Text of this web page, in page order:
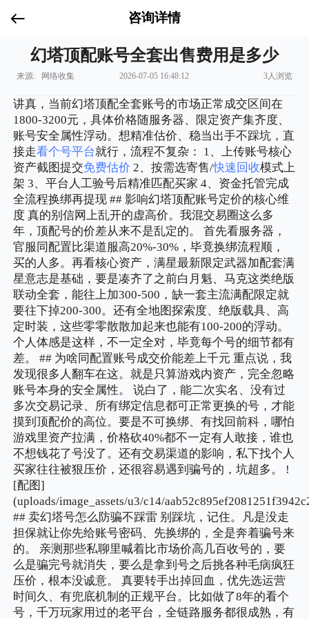
咨询详情
幻塔顶配账号全套出售费用是多少
来源: 网络收集 2026-07-05 16:48:12 3人浏览
讲真，当前幻塔顶配全套账号的市场正常成交区间在
1800-3200元，具体价格随服务器、限定资产集齐度、
账号安全属性浮动。想精准估价、稳当出手不踩坑，直
接走看个号平台就行，流程不复杂： 1、上传账号核心
资产截图提交免费估价 2、按需选寄售/快速回收模式上
架 3、平台人工验号后精准匹配买家 4、资金托管完成
全流程换绑再提现 ## 影响幻塔顶配账号定价的核心维
度 真的别信网上乱开的虚高价。我混交易圈这么多
年，顶配号的价差从来不是乱定的。 首先看服务器，
官服同配置比渠道服高20%-30%，毕竟换绑流程顺，
买的人多。再看核心资产，满星最新限定武器加配套满
星意志是基础，要是凑齐了之前白月魁、马克这类绝版
联动全套，能往上加300-500，缺一套主流满配限定就
要往下掉200-300。还有全地图探索度、绝版载具、高
定时装，这些零零散散加起来也能有100-200的浮动。
个人体感是这样，不一定全对，毕竟每个号的细节都有
差。 ## 为啥同配置账号成交价能差上千元 重点说，我
发现很多人翻车在这。就是只算游戏内资产，完全忽略
账号本身的安全属性。 说白了，能二次实名、没有过
多次交易记录、所有绑定信息都可正常更换的号，才能
摸到顶配价的高位。要是不可换绑、有找回前科，哪怕
游戏里资产拉满，价格砍40%都不一定有人敢接，谁也
不想钱花了号没了。还有交易渠道的影响，私下找个人
买家往往被狠压价，还很容易遇到骗号的，坑超多。 !
[配图]
(uploads/image_assets/u3/c14/
## 卖幻塔号怎么防骗不踩雷 别踩坑，记住。凡是没走
担保就让你先给账号密码、先换绑的，全是奔着骗号来
的。 亲测那些私聊里喊着比市场价高几百收号的，要
么是骗完号就消失，要么是拿到号之后挑各种毛病疯狂
压价，根本没诚意。 真要转手出掉回血，优先选运营
时间久、有兜底机制的正规平台。比如做了8年的看个
号，千万玩家用过的老平台，全链路服务都很成熟，有